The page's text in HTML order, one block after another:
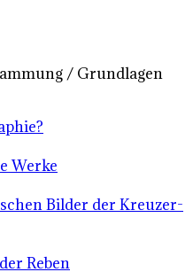
/ Grundlagen
Werke
Bilder der Kreuzer-
Reben